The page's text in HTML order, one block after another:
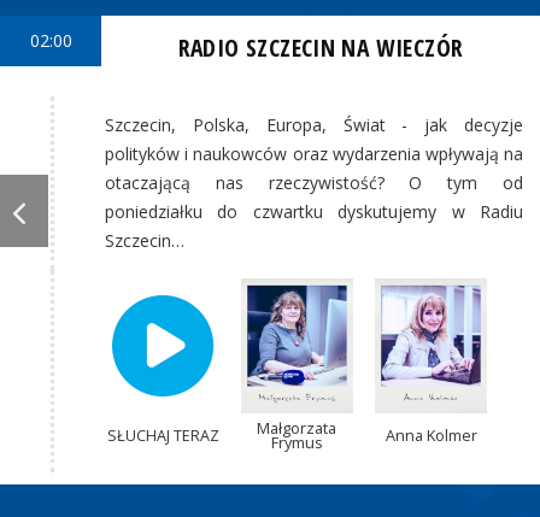
02:00 RADIO SZCZECIN NA WIECZÓR
Szczecin, Polska, Europa, Świat - jak decyzje
polityków i naukowców oraz wydarzenia wpływają na
otaczającą nas rzeczywistość? O tym od
poniedziałku do czwartku dyskutujemy w Radiu
Szczecin…
SŁUCHAJ TERAZ Małgorzata
Frymus Anna Kolmer